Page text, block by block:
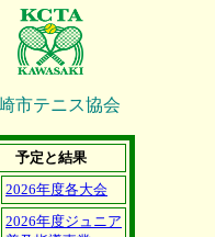
市テニス協会
予定と結果
2026年度各大会
2026年度ジュニア